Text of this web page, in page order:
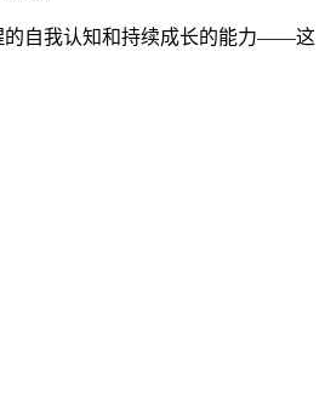
的自我认知和持续成长的能力——这